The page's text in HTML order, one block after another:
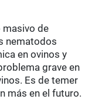
masivo de
nematodos
en ovinos y
grave en
Es de temer
más en el futuro.